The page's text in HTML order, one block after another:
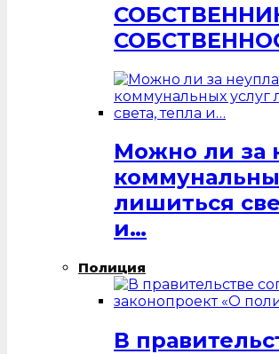
Можно ли за
лишиться
и…
Полиция
В